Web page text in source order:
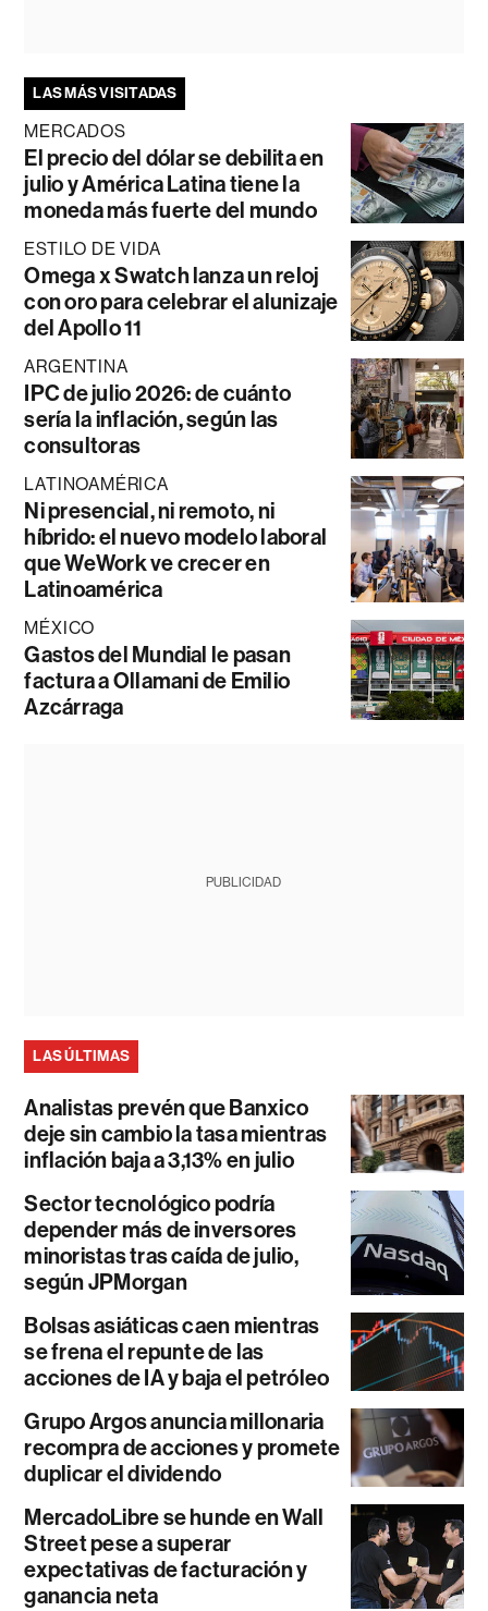
LAS MÁS VISITADAS
MERCADOS
El precio del dólar se debilita en
julio y América Latina tiene la
moneda más fuerte del mundo
ESTILO DE VIDA
Omega x Swatch lanza un reloj
con oro para celebrar el alunizaje
del Apollo 11
ARGENTINA
IPC de julio 2026: de cuánto
sería la inflación, según las
consultoras
LATINOAMÉRICA
Ni presencial, ni remoto, ni
híbrido: el nuevo modelo laboral
que WeWork ve crecer en
Latinoamérica
MÉXICO
Gastos del Mundial le pasan
factura a Ollamani de Emilio
Azcárraga
PUBLICIDAD
LAS ÚLTIMAS
Analistas prevén que Banxico
deje sin cambio la tasa mientras
inflación baja a 3,13% en julio
Sector tecnológico podría
depender más de inversores
minoristas tras caída de julio,
según JPMorgan
Bolsas asiáticas caen mientras
se frena el repunte de las
acciones de IA y baja el petróleo
Grupo Argos anuncia millonaria
recompra de acciones y promete
duplicar el dividendo
MercadoLibre se hunde en Wall
Street pese a superar
expectativas de facturación y
ganancia neta